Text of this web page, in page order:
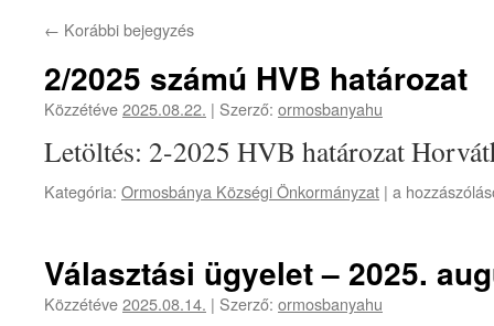
← Korábbi bejegyzés
2/2025 számú HVB határozat
Közzétéve2025.08.22. | Szerző: ormosbanyahu
Letöltés: 2-2025 HVB határozat
Kategória: Ormosbánya Községi Önkormányzat | 2/2025
bejegyzéshez
a
Választási ügyelet – 2025.
Közzétéve2025.08.14. | Szerző: ormosbanyahu